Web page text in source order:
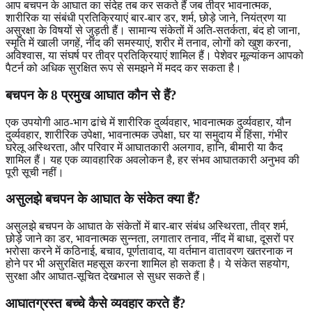
आप बचपन के आघात का संदेह तब कर सकते हैं जब तीव्र भावनात्मक,
शारीरिक या संबंधी प्रतिक्रियाएं बार-बार डर, शर्म, छोड़े जाने, नियंत्रण या
असुरक्षा के विषयों से जुड़ती हैं। सामान्य संकेतों में अति-सतर्कता, बंद हो जाना,
स्मृति में खाली जगहें, नींद की समस्याएं, शरीर में तनाव, लोगों को खुश करना,
अविश्वास, या संघर्ष पर तीव्र प्रतिक्रियाएं शामिल हैं। पेशेवर मूल्यांकन आपको
पैटर्न को अधिक सुरक्षित रूप से समझने में मदद कर सकता है।
बचपन के 8 प्रमुख आघात कौन से हैं?
एक उपयोगी आठ-भाग ढांचे में शारीरिक दुर्व्यवहार, भावनात्मक दुर्व्यवहार, यौन
दुर्व्यवहार, शारीरिक उपेक्षा, भावनात्मक उपेक्षा, घर या समुदाय में हिंसा, गंभीर
घरेलू अस्थिरता, और परिवार में आघातकारी अलगाव, हानि, बीमारी या कैद
शामिल हैं। यह एक व्यावहारिक अवलोकन है, हर संभव आघातकारी अनुभव की
पूरी सूची नहीं।
असुलझे बचपन के आघात के संकेत क्या हैं?
असुलझे बचपन के आघात के संकेतों में बार-बार संबंध अस्थिरता, तीव्र शर्म,
छोड़े जाने का डर, भावनात्मक सुन्नता, लगातार तनाव, नींद में बाधा, दूसरों पर
भरोसा करने में कठिनाई, बचाव, पूर्णतावाद, या वर्तमान वातावरण खतरनाक न
होने पर भी असुरक्षित महसूस करना शामिल हो सकता है। ये संकेत सहयोग,
सुरक्षा और आघात-सूचित देखभाल से सुधर सकते हैं।
आघातग्रस्त बच्चे कैसे व्यवहार करते हैं?